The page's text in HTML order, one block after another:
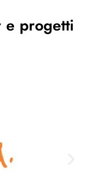
e progetti